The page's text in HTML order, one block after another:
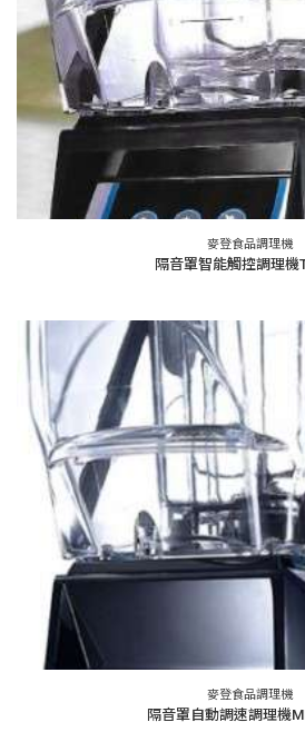
麥登食品調理機
隔音罩智能觸控調理機
麥登食品調理機
隔音罩自動調速調理機